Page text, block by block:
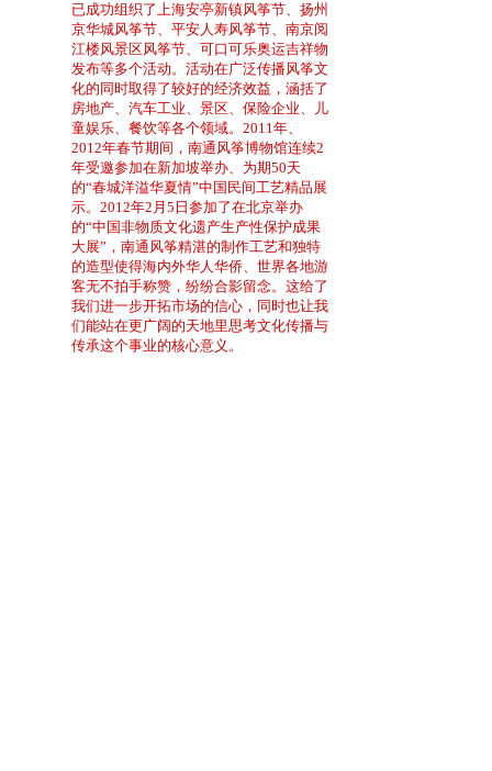
已成功组织了上海安亭新镇风筝节、扬州
京华城风筝节、平安人寿风筝节、南京阅
江楼风景区风筝节、可口可乐奥运吉祥物
发布等多个活动。活动在广泛传播风筝文
化的同时取得了较好的经济效益，涵括了
房地产、汽车工业、景区、保险企业、儿
童娱乐、餐饮等各个领域。2011年、
2012年春节期间，南通风筝博物馆连续2
年受邀参加在新加坡举办、为期50天
的“春城洋溢华夏情”中国民间工艺精品展
示。2012年2月5日参加了在北京举办
的“中国非物质文化遗产生产性保护成果
大展”，南通风筝精湛的制作工艺和独特
的造型使得海内外华人华侨、世界各地游
客无不拍手称赞，纷纷合影留念。这给了
我们进一步开拓市场的信心，同时也让我
们能站在更广阔的天地里思考文化传播与
传承这个事业的核心意义。